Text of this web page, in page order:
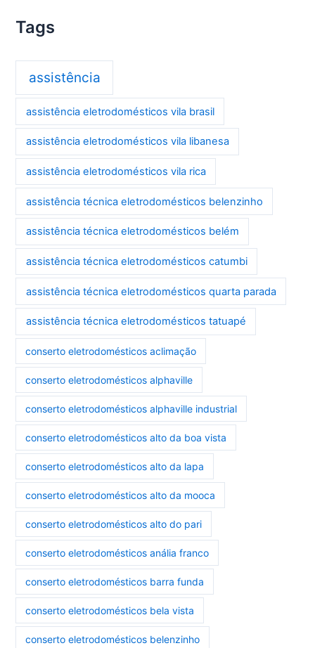
Tags
assistência
assistência eletrodomésticos vila brasil
assistência eletrodomésticos vila libanesa
assistência eletrodomésticos vila rica
assistência técnica eletrodomésticos belenzinho
assistência técnica eletrodomésticos belém
assistência técnica eletrodomésticos catumbi
assistência técnica eletrodomésticos quarta parada
assistência técnica eletrodomésticos tatuapé
conserto eletrodomésticos aclimação
conserto eletrodomésticos alphaville
conserto eletrodomésticos alphaville industrial
conserto eletrodomésticos alto da boa vista
conserto eletrodomésticos alto da lapa
conserto eletrodomésticos alto da mooca
conserto eletrodomésticos alto do pari
conserto eletrodomésticos anália franco
conserto eletrodomésticos barra funda
conserto eletrodomésticos bela vista
conserto eletrodomésticos belenzinho